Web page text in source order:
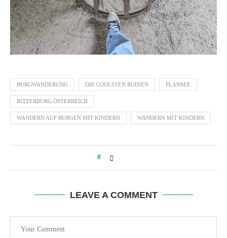
BURGWANDERUNG DIE COOLSTEN RUINEN PLANSEE
RITTERBURG ÖSTERREICH
WANDERN AUF BURGEN MIT KINDERN WANDERN MIT KINDERN
8
LEAVE A COMMENT